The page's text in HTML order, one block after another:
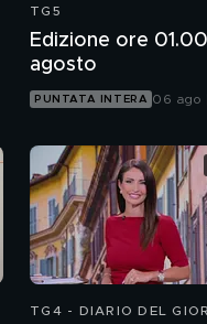
TG5
Edizione ore
agosto
PUNTATA INTERA 06 ago
TG4 - DIARIO DEL